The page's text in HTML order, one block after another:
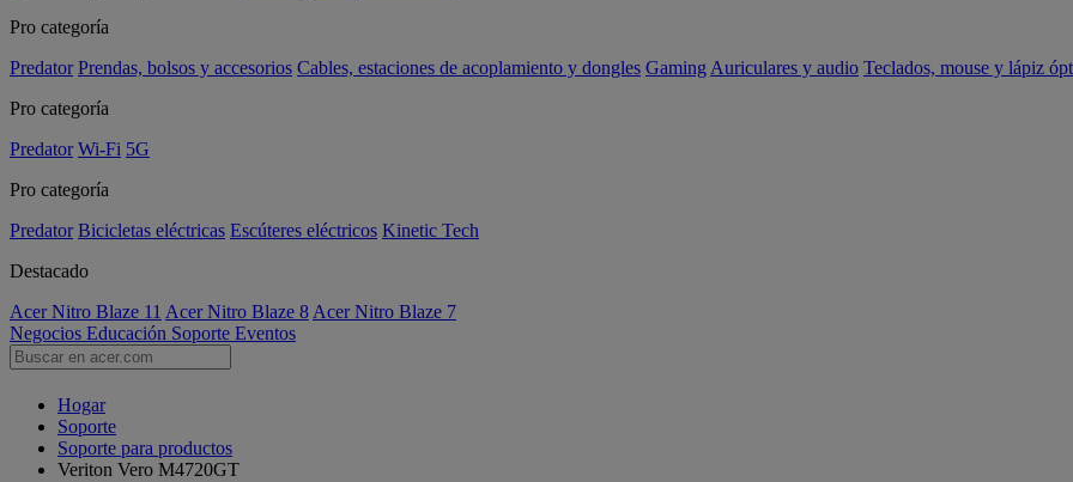
Pro categoría
Predator Prendas, bolsos y accesorios Cables, estaciones de acoplamiento y dongles Gaming Auriculares y audio Teclados, mouse y lápiz
Pro categoría
Predator Wi-Fi 5G
Pro categoría
Predator Bicicletas eléctricas Escúteres eléctricos Kinetic Tech
Destacado
Acer Nitro Blaze 11 Acer Nitro Blaze 8 Acer Nitro Blaze 7
Negocios Educación Soporte Eventos
Hogar
Soporte
Soporte para productos
Veriton Vero M4720GT